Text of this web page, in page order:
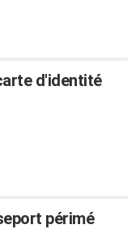
d'identité
périmé